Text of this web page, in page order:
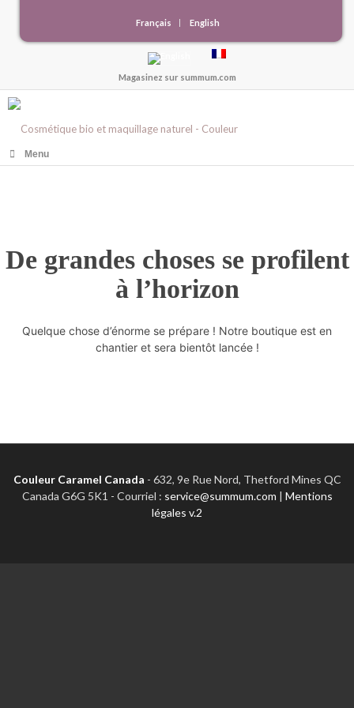
Français English
Magasinez sur summum.com
Menu
De grandes choses se profilent
à l’horizon
Quelque chose d’énorme se prépare ! Notre boutique est en
chantier et sera bientôt lancée !
Couleur Caramel Canada - 632, 9e Rue Nord, Thetford Mines QC
Canada G6G 5K1 - Courriel : service@summum.com | Mentions
légales v.2